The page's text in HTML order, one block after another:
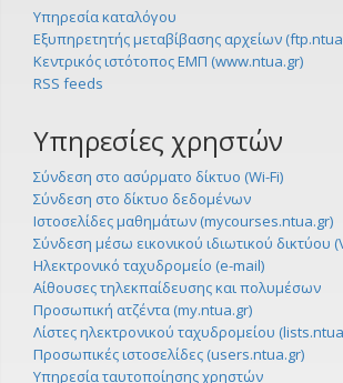
Υπηρεσία καταλόγου
Εξυπηρετητής μεταβίβασης αρχείων
Κεντρικός ιστότοπος ΕΜΠ (www.ntua.gr)
RSS feeds
Υπηρεσίες χρηστών
Σύνδεση στο ασύρματο δίκτυο (Wi-Fi)
Σύνδεση στο δίκτυο δεδομένων
Ιστοσελίδες μαθημάτων (mycourses.ntua.gr)
Σύνδεση μέσω εικονικού ιδιωτικού δικτύου
Ηλεκτρονικό ταχυδρομείο (e-mail)
Αίθουσες τηλεκπαίδευσης και πολυμέσων
Προσωπική ατζέντα (my.ntua.gr)
Λίστες ηλεκτρονικού ταχυδρομείου
Προσωπικές ιστοσελίδες (users.ntua.gr)
Υπηρεσία ταυτοποίησης χρηστών